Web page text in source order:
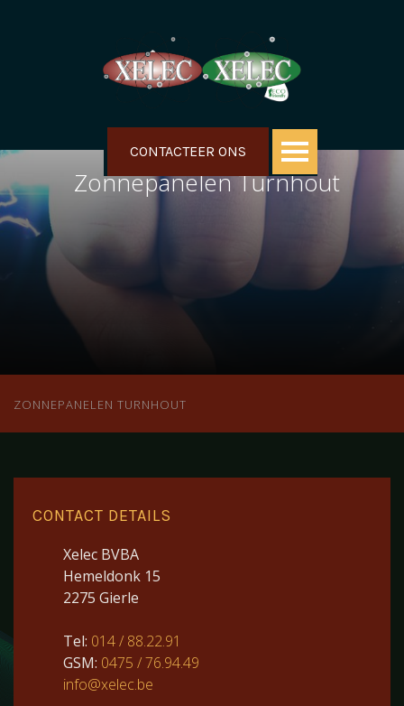
CONTACTEER ONS
Zonnepanelen Turnhout
ZONNEPANELEN TURNHOUT
CONTACT DETAILS
Xelec BVBA
Hemeldonk 15
2275 Gierle
Tel: 014 / 88.22.91
GSM: 0475 / 76.94.49
info@xelec.be